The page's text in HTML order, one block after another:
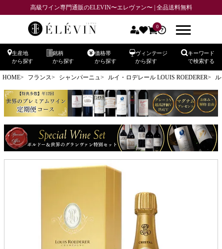
高級ワイン専門通販のELEVIN〜エレヴァン〜 | 全品送料無料
0
生産地
から探す
銘柄
から探す
価格帯
から探す
ヴィンテージ
から探す
キーワード
で検索する
HOME フランス シャンパーニュ ルイ・ロデレール LOUIS ROEDERER